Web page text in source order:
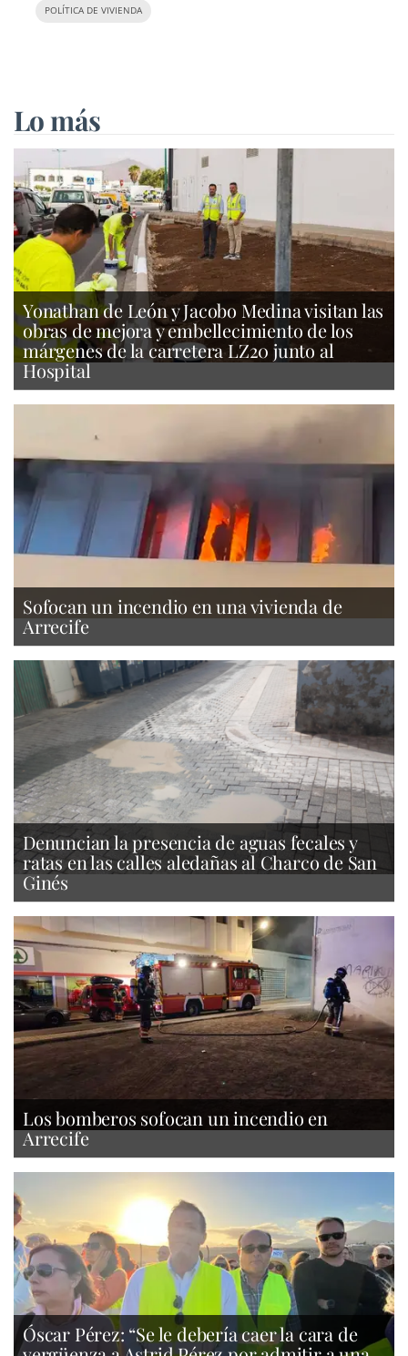
POLÍTICA DE VIVIENDA
Lo más
Yonathan de León y Jacobo Medina visitan las
obras de mejora y embellecimiento de los
márgenes de la carretera LZ20 junto al
Hospital
Sofocan un incendio en una vivienda de
Arrecife
Denuncian la presencia de aguas fecales y
ratas en las calles aledañas al Charco de San
Ginés
Los bomberos sofocan un incendio en
Arrecife
Óscar Pérez: “Se le debería caer la cara de